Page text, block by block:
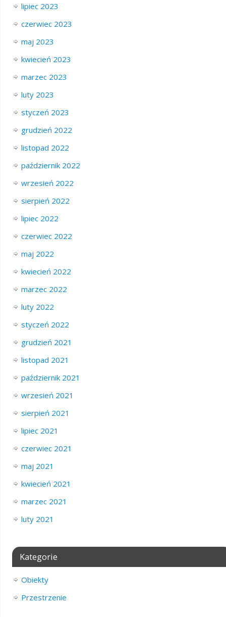
lipiec 2023
czerwiec 2023
maj 2023
kwiecień 2023
marzec 2023
luty 2023
styczeń 2023
grudzień 2022
listopad 2022
październik 2022
wrzesień 2022
sierpień 2022
lipiec 2022
czerwiec 2022
maj 2022
kwiecień 2022
marzec 2022
luty 2022
styczeń 2022
grudzień 2021
listopad 2021
październik 2021
wrzesień 2021
sierpień 2021
lipiec 2021
czerwiec 2021
maj 2021
kwiecień 2021
marzec 2021
luty 2021
Kategorie
Obiekty
Przestrzenie